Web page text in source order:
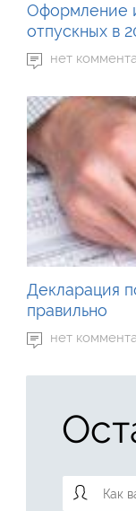
Оформление
отпускных в
нет
Декларация
правильно
нет